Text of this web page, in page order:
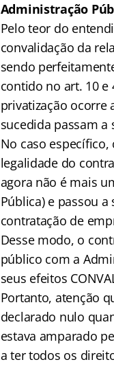
Administração
Pelo teor do
convalidação da
sendo
contido no art. 10 e
privatização ocorre
sucedida passam a
No caso
legalidade do
agora não é mais
Pública) e passou
contratação de
Desse modo, o
público com a
seus efeitos
Portanto, atenção
declarado nulo
estava amparado
a ter todos os